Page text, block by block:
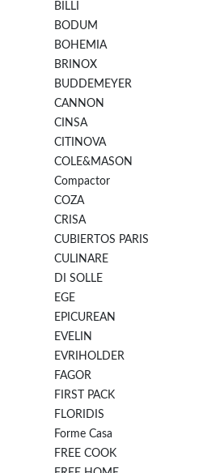
BILLI
BODUM
BOHEMIA
BRINOX
BUDDEMEYER
CANNON
CINSA
CITINOVA
COLE&MASON
Compactor
COZA
CRISA
CUBIERTOS PARIS
CULINARE
DI SOLLE
EGE
EPICUREAN
EVELIN
EVRIHOLDER
FAGOR
FIRST PACK
FLORIDIS
Forme Casa
FREE COOK